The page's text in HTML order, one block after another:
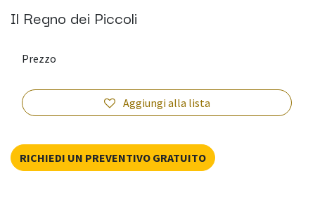
Il Regno dei Piccoli
Aggiungi alla lista
Prezzo
RICHIEDI UN PREVENTIVO GRATUITO